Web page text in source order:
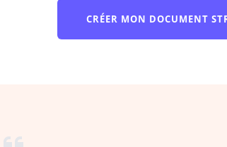
CRÉER MON DOCUMENT